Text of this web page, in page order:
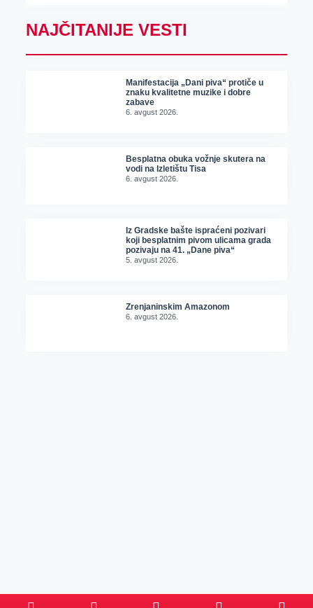
NAJČITANIJE VESTI
Manifestacija „Dani piva“ protiče u
znaku kvalitetne muzike i dobre
zabave
6. avgust 2026.
Besplatna obuka vožnje skutera na
vodi na Izletištu Tisa
6. avgust 2026.
Iz Gradske bašte ispraćeni pozivari
koji besplatnim pivom ulicama grada
pozivaju na 41. „Dane piva“
5. avgust 2026.
Zrenjaninskim Amazonom
6. avgust 2026.